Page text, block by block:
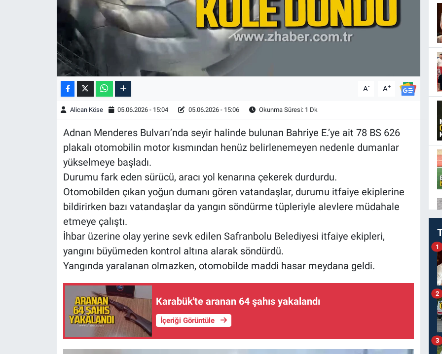
A- A+
Alican Köse 05.06.2026 - 15:04 05.06.2026 - 15:06 Okunma Süresi: 1 Dk
Adnan Menderes Bulvarı’nda seyir halinde bulunan Bahriye E.’ye ait 78 BS 626
plakalı otomobilin motor kısmından henüz belirlenemeyen nedenle dumanlar
yükselmeye başladı.
Durumu fark eden sürücü, aracı yol kenarına çekerek durdurdu.
Otomobilden çıkan yoğun dumanı gören vatandaşlar, durumu itfaiye ekiplerine
bildirirken bazı vatandaşlar da yangın söndürme tüpleriyle alevlere müdahale
etmeye çalıştı.
İhbar üzerine olay yerine sevk edilen Safranbolu Belediyesi itfaiye ekipleri,
yangını büyümeden kontrol altına alarak söndürdü.
Yangında yaralanan olmazken, otomobilde maddi hasar meydana geldi.
Karabük'te aranan 64 şahıs yakalandı
İçeriği Görüntüle
1
2
3